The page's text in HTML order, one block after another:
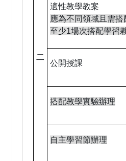
二
適性教學教案
應為不同領域且需
至少1場次搭配學習
公開授課
搭配教學實驗辦理
自主學習節辦理